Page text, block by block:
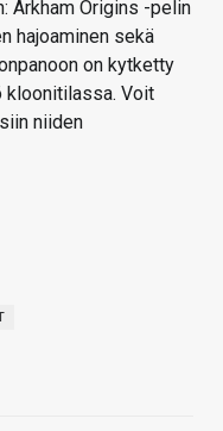
Arkham Origins -pelin
hajoaminen sekä
on kytketty
kloonitilassa. Voit
niiden